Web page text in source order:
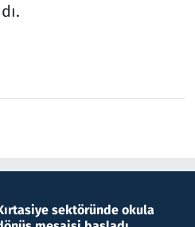
sektöründe okula